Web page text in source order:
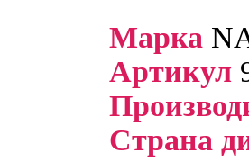
Марка
Артикул
Страна